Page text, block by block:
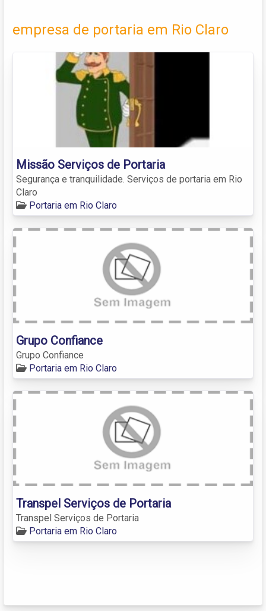
empresa de portaria em Rio Claro
Missão Serviços de Portaria
Segurança e tranquilidade. Serviços de portaria em Rio
Claro
Portaria em Rio Claro
Grupo Confiance
Grupo Confiance
Portaria em Rio Claro
Transpel Serviços de Portaria
Transpel Serviços de Portaria
Portaria em Rio Claro